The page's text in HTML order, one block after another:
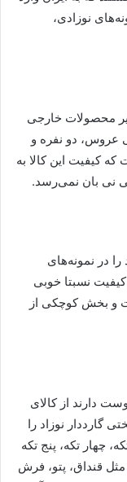
نوزادی،
محصولات خارجی
عروس، دو نفره و
که کیفیت این کالا به
نی نی بان نمی‌رسد.
را در نمونه‌های
نسبتا خوبی
و بخش کوچکی از
دارند از کالای
گارددار نوزاد را
چهار تکه، پنج تکه
قنداق، پتو، فرش